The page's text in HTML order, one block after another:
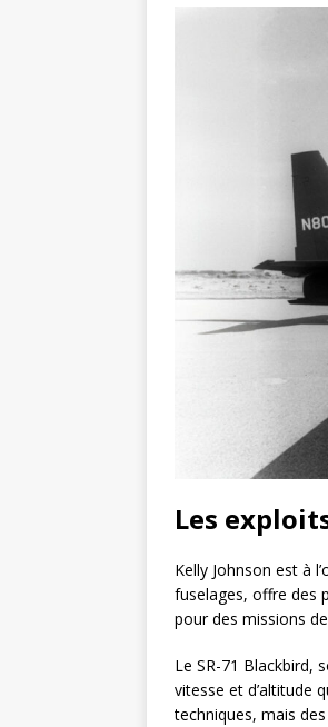
Les
Kelly Johnson est à
fuselages, offre des
pour des missions
Le SR-71 Blackbird,
vitesse et d’altitude
techniques, mais